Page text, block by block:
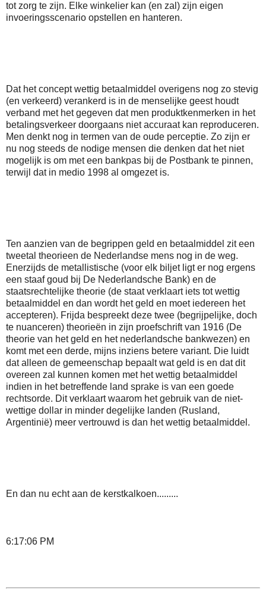
tot zorg te zijn. Elke winkelier kan (en zal) zijn eigen
invoeringsscenario opstellen en hanteren.
Dat het concept wettig betaalmiddel overigens nog zo stevig
(en verkeerd) verankerd is in de menselijke geest houdt
verband met het gegeven dat men produktkenmerken in het
betalingsverkeer doorgaans niet accuraat kan reproduceren.
Men denkt nog in termen van de oude perceptie. Zo zijn er
nu nog steeds de nodige mensen die denken dat het niet
mogelijk is om met een bankpas bij de Postbank te pinnen,
terwijl dat in medio 1998 al omgezet is.
Ten aanzien van de begrippen geld en betaalmiddel zit een
tweetal theorieen de Nederlandse mens nog in de weg.
Enerzijds de metallistische (voor elk biljet ligt er nog ergens
een staaf goud bij De Nederlandsche Bank) en de
staatsrechtelijke theorie (de staat verklaart iets tot wettig
betaalmiddel en dan wordt het geld en moet iedereen het
accepteren). Frijda bespreekt deze twee (begrijpelijke, doch
te nuanceren) theorieën in zijn proefschrift van 1916 (De
theorie van het geld en het nederlandsche bankwezen) en
komt met een derde, mijns inziens betere variant. Die luidt
dat alleen de gemeenschap bepaalt wat geld is en dat dit
overeen zal kunnen komen met het wettig betaalmiddel
indien in het betreffende land sprake is van een goede
rechtsorde. Dit verklaart waarom het gebruik van de niet-
wettige dollar in minder degelijke landen (Rusland,
Argentinië) meer vertrouwd is dan het wettig betaalmiddel.
En dan nu echt aan de kerstkalkoen.........
6:17:06 PM